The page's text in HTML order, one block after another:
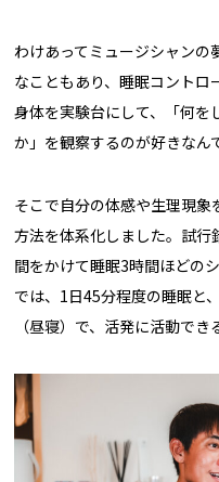
わけあってミュージシャン
なこともあり、睡眠コント
身体を実験台にして、「何を
か」を観察するのが好きなん
そこで自分の体感や生理現
方法を体系化しました。試
間をかけて睡眠3時間ほどの
では、1日45分程度の睡眠と
（昼寝）で、活発に活動で